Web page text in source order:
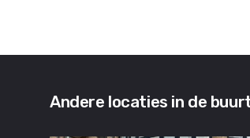
Andere locaties in de